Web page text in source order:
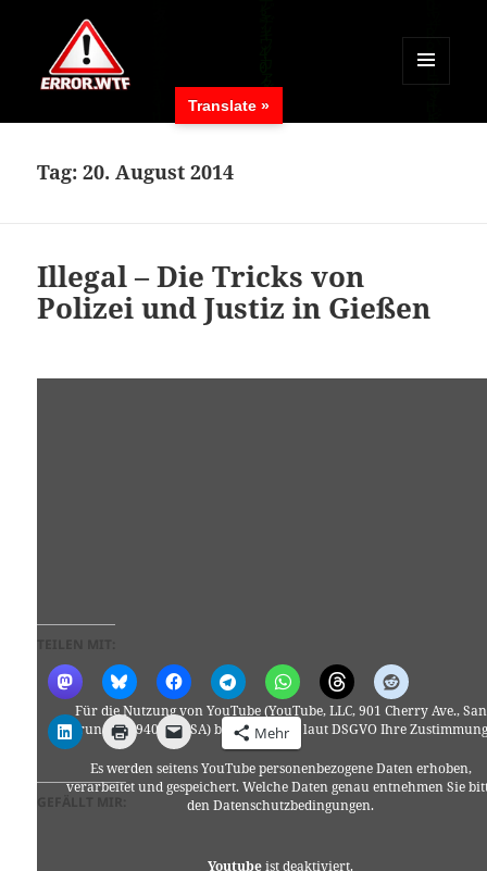
MENÜ
WIDGETS
Tag:20. August 2014
Illegal – Die Tricks von
Polizei und Justiz in Gießen
Für die Nutzung von YouTube (YouTube, LLC, 901 Cherry Ave., San
Bruno, CA 94066, USA) benötigen wir laut DSGVO Ihre
Es werden seitens YouTube personenbezogene Daten erhoben,
verarbeitet und gespeichert. Welche Daten genau entnehmen Sie
den Datenschutzbedingungen.
Youtubeist deaktiviert.
Mehr
Translate »